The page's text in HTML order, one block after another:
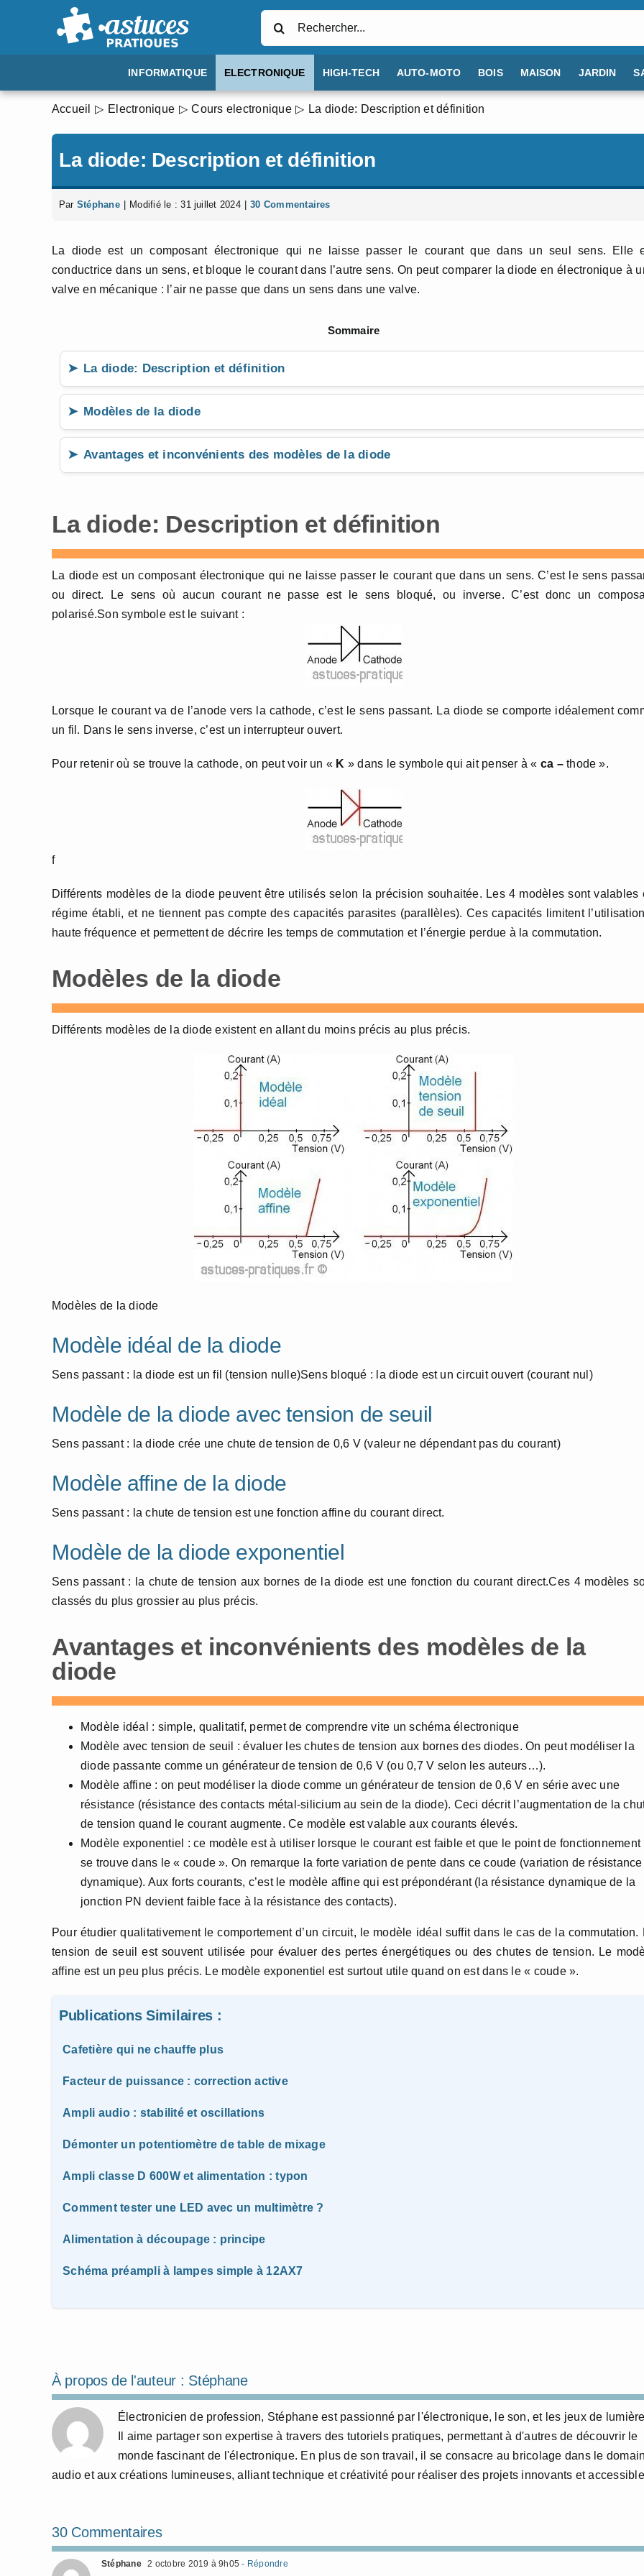
INFORMATIQUE ELECTRONIQUE HIGH-TECH AUTO-MOTO BOIS MAISON JARDIN
Accueil Electronique Cours electronique La diode: Description et définition
La diode: Description et définition
Par Stéphane Modifié le : 31 juillet 2024 30 Commentaires
La diode est un composant électronique qui ne laisse passer le courant que dans un seul sens. Elle
conductrice dans un sens, et bloque le courant dans l’autre sens. On peut comparer la diode en électronique à
valve en mécanique : l’air ne passe que dans un sens dans une valve.
Sommaire
La diode: Description et définition
Modèles de la diode
Avantages et inconvénients des modèles de la diode
La diode: Description et définition
La diode est un composant électronique qui ne laisse passer le courant que dans un sens. C’est le sens
ou direct. Le sens où aucun courant ne passe est le sens bloqué, ou inverse. C’est donc un
polarisé.Son symbole est le suivant :
Lorsque le courant va de l’anode vers la cathode, c’est le sens passant. La diode se comporte idéalement
un fil. Dans le sens inverse, c’est un interrupteur ouvert.
Pour retenir où se trouve la cathode, on peut voir un « K » dans le symbole qui ait penser à « ca –thode ».
f
Différents modèles de la diode peuvent être utilisés selon la précision souhaitée. Les 4 modèles sont valables
régime établi, et ne tiennent pas compte des capacités parasites (parallèles). Ces capacités limitent
haute fréquence et permettent de décrire les temps de commutation et l’énergie perdue à la commutation.
Modèles de la diode
Différents modèles de la diode existent en allant du moins précis au plus précis.
Modèles de la diode
Modèle idéal de la diode
Sens passant : la diode est un fil (tension nulle)Sens bloqué : la diode est un circuit ouvert (courant nul)
Modèle de la diode avec tension de seuil
Sens passant : la diode crée une chute de tension de 0,6 V (valeur ne dépendant pas du courant)
Modèle affine de la diode
Sens passant : la chute de tension est une fonction affine du courant direct.
Modèle de la diode exponentiel
Sens passant : la chute de tension aux bornes de la diode est une fonction du courant direct.Ces 4 modèles
classés du plus grossier au plus précis.
Avantages et inconvénients des modèles de la
diode
Modèle idéal : simple, qualitatif, permet de comprendre vite un schéma électronique
Modèle avec tension de seuil : évaluer les chutes de tension aux bornes des diodes. On peut modéliser la
diode passante comme un générateur de tension de 0,6 V (ou 0,7 V selon les auteurs…).
Modèle affine : on peut modéliser la diode comme un générateur de tension de 0,6 V en série avec une
résistance (résistance des contacts métal-silicium au sein de la diode). Ceci décrit l’augmentation de la
de tension quand le courant augmente. Ce modèle est valable aux courants élevés.
Modèle exponentiel : ce modèle est à utiliser lorsque le courant est faible et que le point de fonctionnement
se trouve dans le « coude ». On remarque la forte variation de pente dans ce coude (variation de résistance
dynamique). Aux forts courants, c’est le modèle affine qui est prépondérant (la résistance dynamique de la
jonction PN devient faible face à la résistance des contacts).
Pour étudier qualitativement le comportement d’un circuit, le modèle idéal suffit dans le cas de la commutation.
tension de seuil est souvent utilisée pour évaluer des pertes énergétiques ou des chutes de tension. Le
affine est un peu plus précis. Le modèle exponentiel est surtout utile quand on est dans le « coude ».
Publications Similaires :
Cafetière qui ne chauffe plus
Facteur de puissance : correction active
Ampli audio : stabilité et oscillations
Démonter un potentiomètre de table de mixage
Ampli classe D 600W et alimentation : typon
Comment tester une LED avec un multimètre ?
Alimentation à découpage : principe
Schéma préampli à lampes simple à 12AX7
À propos de l'auteur : Stéphane
Électronicien de profession, Stéphane est passionné par l'électronique, le son, et les jeux de
Il aime partager son expertise à travers des tutoriels pratiques, permettant à d'autres de découvrir le
monde fascinant de l'électronique. En plus de son travail, il se consacre au bricolage dans le
audio et aux créations lumineuses, alliant technique et créativité pour réaliser des projets innovants et
30 Commentaires
Stéphane 2 octobre 2019 à 9h05 - Répondre